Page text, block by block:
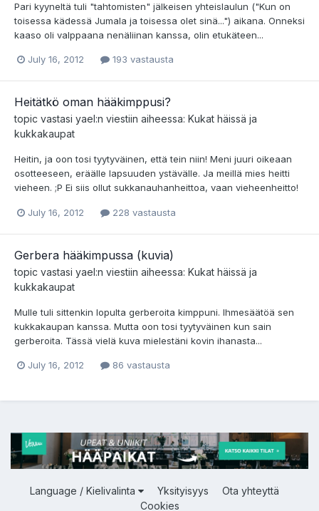
Pari kyyneltä tuli "tahtomisten" jälkeisen yhteislaulun ("Kun on
toisessa kädessä Jumala ja toisessa olet sinä...") aikana. Onneksi
kaaso oli valppaana nenäliinan kanssa, olin etukäteen...
July 16, 2012 193 vastausta
Heitätkö oman hääkimppusi?
topic vastasi yael:n viestiin aiheessa: Kukat häissä ja
kukkakaupat
Heitin, ja oon tosi tyytyväinen, että tein niin! Meni juuri oikeaan
osotteeseen, eräälle lapsuuden ystävälle. Ja meillä mies heitti
vieheen. ;P Ei siis ollut sukkanauhanheittoa, vaan vieheenheitto!
July 16, 2012 228 vastausta
Gerbera hääkimpussa (kuvia)
topic vastasi yael:n viestiin aiheessa: Kukat häissä ja
kukkakaupat
Mulle tuli sittenkin lopulta gerberoita kimppuni. Ihmesäätöä sen
kukkakaupan kanssa. Mutta oon tosi tyytyväinen kun sain
gerberoita. Tässä vielä kuva mielestäni kovin ihanasta...
July 16, 2012 86 vastausta
Language / Kielivalinta Yksityisyys
Ota yhteyttä
Cookies